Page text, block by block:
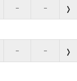
– –
– –